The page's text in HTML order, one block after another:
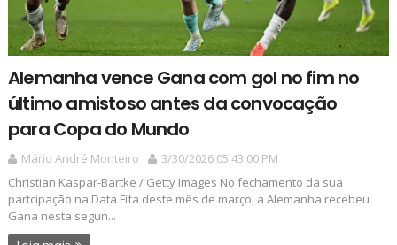
Alemanha vence Gana com gol no fim no
último amistoso antes da convocação
para Copa do Mundo
Mário André Monteiro
3/30/2026 05:43:00 PM
Christian Kaspar-Bartke / Getty Images No fechamento da sua
partcipação na Data Fifa deste mês de março, a Alemanha recebeu
Gana nesta segun...